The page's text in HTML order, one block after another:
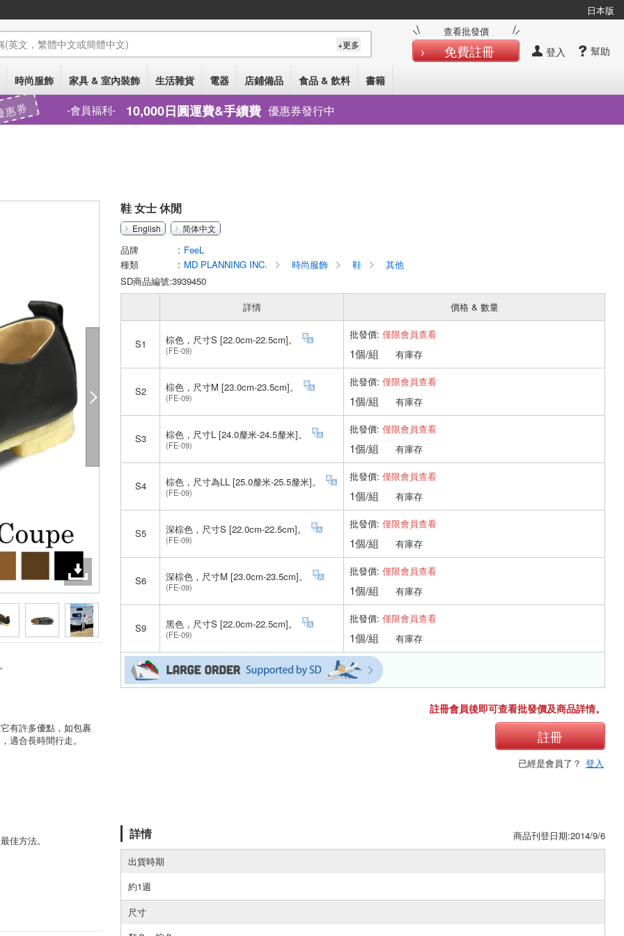
日本版
幫助
登入
查看批發價
免費註冊
(英文，繁體中文或簡體中文) +更多
時尚服飾 家具 & 室內裝飾 生活雜貨 電器 店鋪備品 食品 & 飲料 書籍
惠券 會員福利 10,000日圓運費&手續費 優惠券發行中
有許多優點，如包裹
適合長時間行走。
佳方法。
鞋 女士 休閒
English 简体中文
品牌
FeeL
種類
MD PLANNING INC. 時尚服飾 鞋
其他
SD商品編號:3939450
詳情
價格 & 數量
S1 棕色，尺寸S [22.0cm-22.5cm]。
(FE-09)
批發價: 僅限會員查看
1個/組 有庫存
S2 棕色，尺寸M [23.0cm-23.5cm]。
(FE-09)
批發價: 僅限會員查看
1個/組 有庫存
S3 棕色，尺寸L [24.0釐米-24.5釐米]。
(FE-09)
批發價: 僅限會員查看
1個/組 有庫存
S4 棕色，尺寸為LL [25.0釐米-25.5釐米]。
(FE-09)
批發價: 僅限會員查看
1個/組 有庫存
S5 深棕色，尺寸S [22.0cm-22.5cm]。
(FE-09)
批發價: 僅限會員查看
1個/組 有庫存
S6 深棕色，尺寸M [23.0cm-23.5cm]。
(FE-09)
批發價: 僅限會員查看
1個/組 有庫存
S9 黑色，尺寸S [22.0cm-22.5cm]。
(FE-09)
批發價: 僅限會員查看
1個/組 有庫存
註冊會員後即可查看批發價及商品詳情。
註冊
已經是會員了？ 登入
詳情
商品刊登日期:2014/9/6
出貨時期
約1週
尺寸